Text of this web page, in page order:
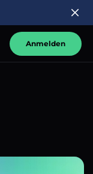
Anmelden